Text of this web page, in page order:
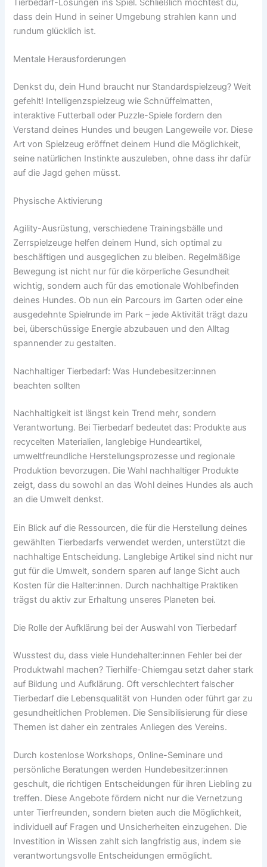
Tierbedarf-Lösungen ins Spiel. Schließlich möchtest du,
dass dein Hund in seiner Umgebung strahlen kann und
rundum glücklich ist.
Mentale Herausforderungen
Denkst du, dein Hund braucht nur Standardspielzeug? Weit
gefehlt! Intelligenzspielzeug wie Schnüffelmatten,
interaktive Futterball oder Puzzle-Spiele fordern den
Verstand deines Hundes und beugen Langeweile vor. Diese
Art von Spielzeug eröffnet deinem Hund die Möglichkeit,
seine natürlichen Instinkte auszuleben, ohne dass ihr dafür
auf die Jagd gehen müsst.
Physische Aktivierung
Agility-Ausrüstung, verschiedene Trainingsbälle und
Zerrspielzeuge helfen deinem Hund, sich optimal zu
beschäftigen und ausgeglichen zu bleiben. Regelmäßige
Bewegung ist nicht nur für die körperliche Gesundheit
wichtig, sondern auch für das emotionale Wohlbefinden
deines Hundes. Ob nun ein Parcours im Garten oder eine
ausgedehnte Spielrunde im Park – jede Aktivität trägt dazu
bei, überschüssige Energie abzubauen und den Alltag
spannender zu gestalten.
Nachhaltiger Tierbedarf: Was Hundebesitzer:innen
beachten sollten
Nachhaltigkeit ist längst kein Trend mehr, sondern
Verantwortung. Bei Tierbedarf bedeutet das: Produkte aus
recycelten Materialien, langlebige Hundeartikel,
umweltfreundliche Herstellungsprozesse und regionale
Produktion bevorzugen. Die Wahl nachhaltiger Produkte
zeigt, dass du sowohl an das Wohl deines Hundes als auch
an die Umwelt denkst.
Ein Blick auf die Ressourcen, die für die Herstellung deines
gewählten Tierbedarfs verwendet werden, unterstützt die
nachhaltige Entscheidung. Langlebige Artikel sind nicht nur
gut für die Umwelt, sondern sparen auf lange Sicht auch
Kosten für die Halter:innen. Durch nachhaltige Praktiken
trägst du aktiv zur Erhaltung unseres Planeten bei.
Die Rolle der Aufklärung bei der Auswahl von Tierbedarf
Wusstest du, dass viele Hundehalter:innen Fehler bei der
Produktwahl machen? Tierhilfe-Chiemgau setzt daher stark
auf Bildung und Aufklärung. Oft verschlechtert falscher
Tierbedarf die Lebensqualität von Hunden oder führt gar zu
gesundheitlichen Problemen. Die Sensibilisierung für diese
Themen ist daher ein zentrales Anliegen des Vereins.
Durch kostenlose Workshops, Online-Seminare und
persönliche Beratungen werden Hundebesitzer:innen
geschult, die richtigen Entscheidungen für ihren Liebling zu
treffen. Diese Angebote fördern nicht nur die Vernetzung
unter Tierfreunden, sondern bieten auch die Möglichkeit,
individuell auf Fragen und Unsicherheiten einzugehen. Die
Investition in Wissen zahlt sich langfristig aus, indem sie
verantwortungsvolle Entscheidungen ermöglicht.